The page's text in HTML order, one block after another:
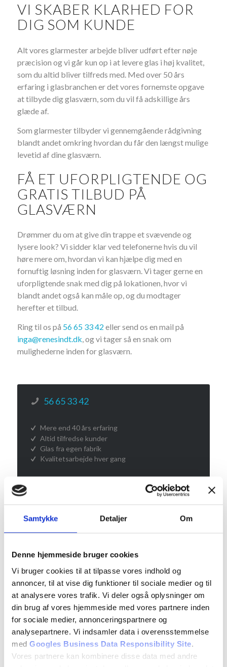
Samtykke Detaljer Om
Denne hjemmeside bruger cookies
Vi bruger cookies til at tilpasse vores indhold og
annoncer, til at vise dig funktioner til sociale medier og til
at analysere vores trafik. Vi deler også oplysninger om
din brug af vores hjemmeside med vores partnere inden
for sociale medier, annonceringspartnere og
analysepartnere. Vi indsamler data i overensstemmelse
med Googles Business Data Responsibility Site
Vores partnere kan kombinere disse data med andre
VI SKABER KLARHED FOR
DIG SOM KUNDE
Alt vores glarmester arbejde bliver udført efter nøje
præcision og vi går kun op i at levere glas i høj kvalitet,
som du altid bliver tilfreds med. Med over 50 års
erfaring i glasbranchen er det vores fornemste opgave
at tilbyde dig glasværn, som du vil få adskillige års
glæde af.
Som glarmester tilbyder vi gennemgående rådgivning
blandt andet omkring hvordan du får den længst mulige
levetid af dine glasværn.
FÅ ET UFORPLIGTENDE OG
GRATIS TILBUD PÅ
GLASVÆRN
Drømmer du om at give din trappe et svævende og
lysere look? Vi sidder klar ved telefonerne hvis du vil
høre mere om, hvordan vi kan hjælpe dig med en
fornuftig løsning inden for glasværn. Vi tager gerne en
uforpligtende snak med dig på lokationen, hvor vi
blandt andet også kan måle op, og du modtager
herefter et tilbud.
Ring til os på 56 65 33 42 eller send os en mail på
inga@renesindt.dk , og vi tager så en snak om
mulighederne inden for glasværn.
56 65 33 42
Mere end 40 års erfaring
Altid tilfredse kunder
Glas fra egen fabrik
Kvalitetsarbejde hver gang
BLIV KONTAKTET
Indtast dine kontaktoplysninger og vi ringer dig
op hurtigst muligt.